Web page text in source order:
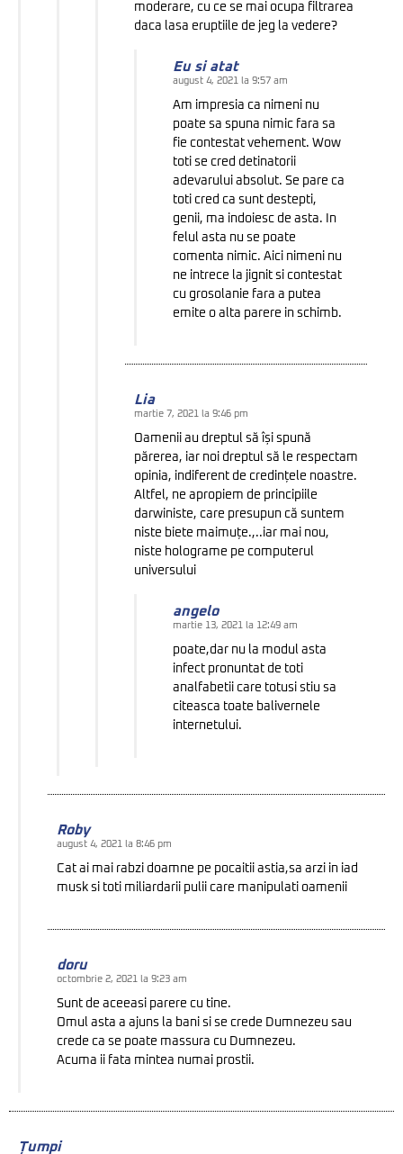
moderare, cu ce se mai ocupa filtrarea
daca lasa eruptiile de jeg la vedere?
Eu si atat
august 4, 2021 la 9:57 am
Am impresia ca nimeni nu
poate sa spuna nimic fara sa
fie contestat vehement. Wow
toti se cred detinatorii
adevarului absolut. Se pare ca
toti cred ca sunt destepti,
genii, ma indoiesc de asta. In
felul asta nu se poate
comenta nimic. Aici nimeni nu
ne intrece la jignit si contestat
cu grosolanie fara a putea
emite o alta parere in schimb.
Lia
martie 7, 2021 la 9:46 pm
Oamenii au dreptul să își spună
părerea, iar noi dreptul să le respectam
opinia, indiferent de credințele noastre.
Altfel, ne apropiem de principiile
darwiniste, care presupun că suntem
niste biete maimuțe.,..iar mai nou,
niste holograme pe computerul
universului
angelo
martie 13, 2021 la 12:49 am
poate,dar nu la modul asta
infect pronuntat de toti
analfabetii care totusi stiu sa
citeasca toate balivernele
internetului.
Roby
august 4, 2021 la 8:46 pm
Cat ai mai rabzi doamne pe pocaitii astia,sa arzi in iad
musk si toti miliardarii pulii care manipulati oamenii
doru
octombrie 2, 2021 la 9:23 am
Sunt de aceeasi parere cu tine.
Omul asta a ajuns la bani si se crede Dumnezeu sau
crede ca se poate massura cu Dumnezeu.
Acuma ii fata mintea numai prostii.
Țumpi